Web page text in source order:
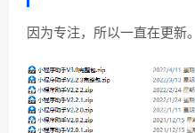
因为专注，所以一直在更新。